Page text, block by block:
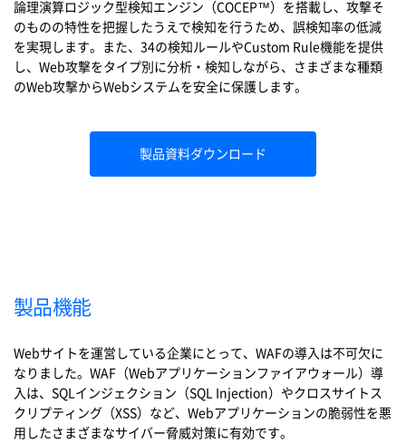
論理演算ロジック型検知エンジン（COCEP™）を搭載し、攻撃そ
のものの特性を把握したうえで検知を行うため、誤検知率の低減
を実現します。また、34の検知ルールやCustom Rule機能を提供
し、Web攻撃をタイプ別に分析・検知しながら、さまざまな種類
のWeb攻撃からWebシステムを安全に保護します。
製品資料ダウンロード
製品機能
Webサイトを運営している企業にとって、WAFの導入は不可欠に
なりました。WAF（Webアプリケーションファイアウォール）導
入は、SQLインジェクション（SQL Injection）やクロスサイトス
クリプティング（XSS）など、Webアプリケーションの脆弱性を悪
用したさまざまなサイバー脅威対策に有効です。